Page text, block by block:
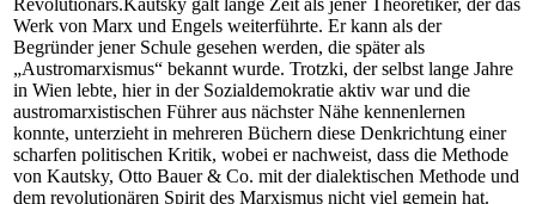
Revolutionärs.Kautsky galt lange Zeit als jener Theoretiker, der das
Werk von Marx und Engels weiterführte. Er kann als der
Begründer jener Schule gesehen werden, die später als
„Austromarxismus“ bekannt wurde. Trotzki, der selbst lange Jahre
in Wien lebte, hier in der Sozialdemokratie aktiv war und die
austromarxistischen Führer aus nächster Nähe kennenlernen
konnte, unterzieht in mehreren Büchern diese Denkrichtung einer
scharfen politischen Kritik, wobei er nachweist, dass die Methode
von Kautsky, Otto Bauer & Co. mit der dialektischen Methode und
dem revolutionären Spirit des Marxismus nicht viel gemein hat.